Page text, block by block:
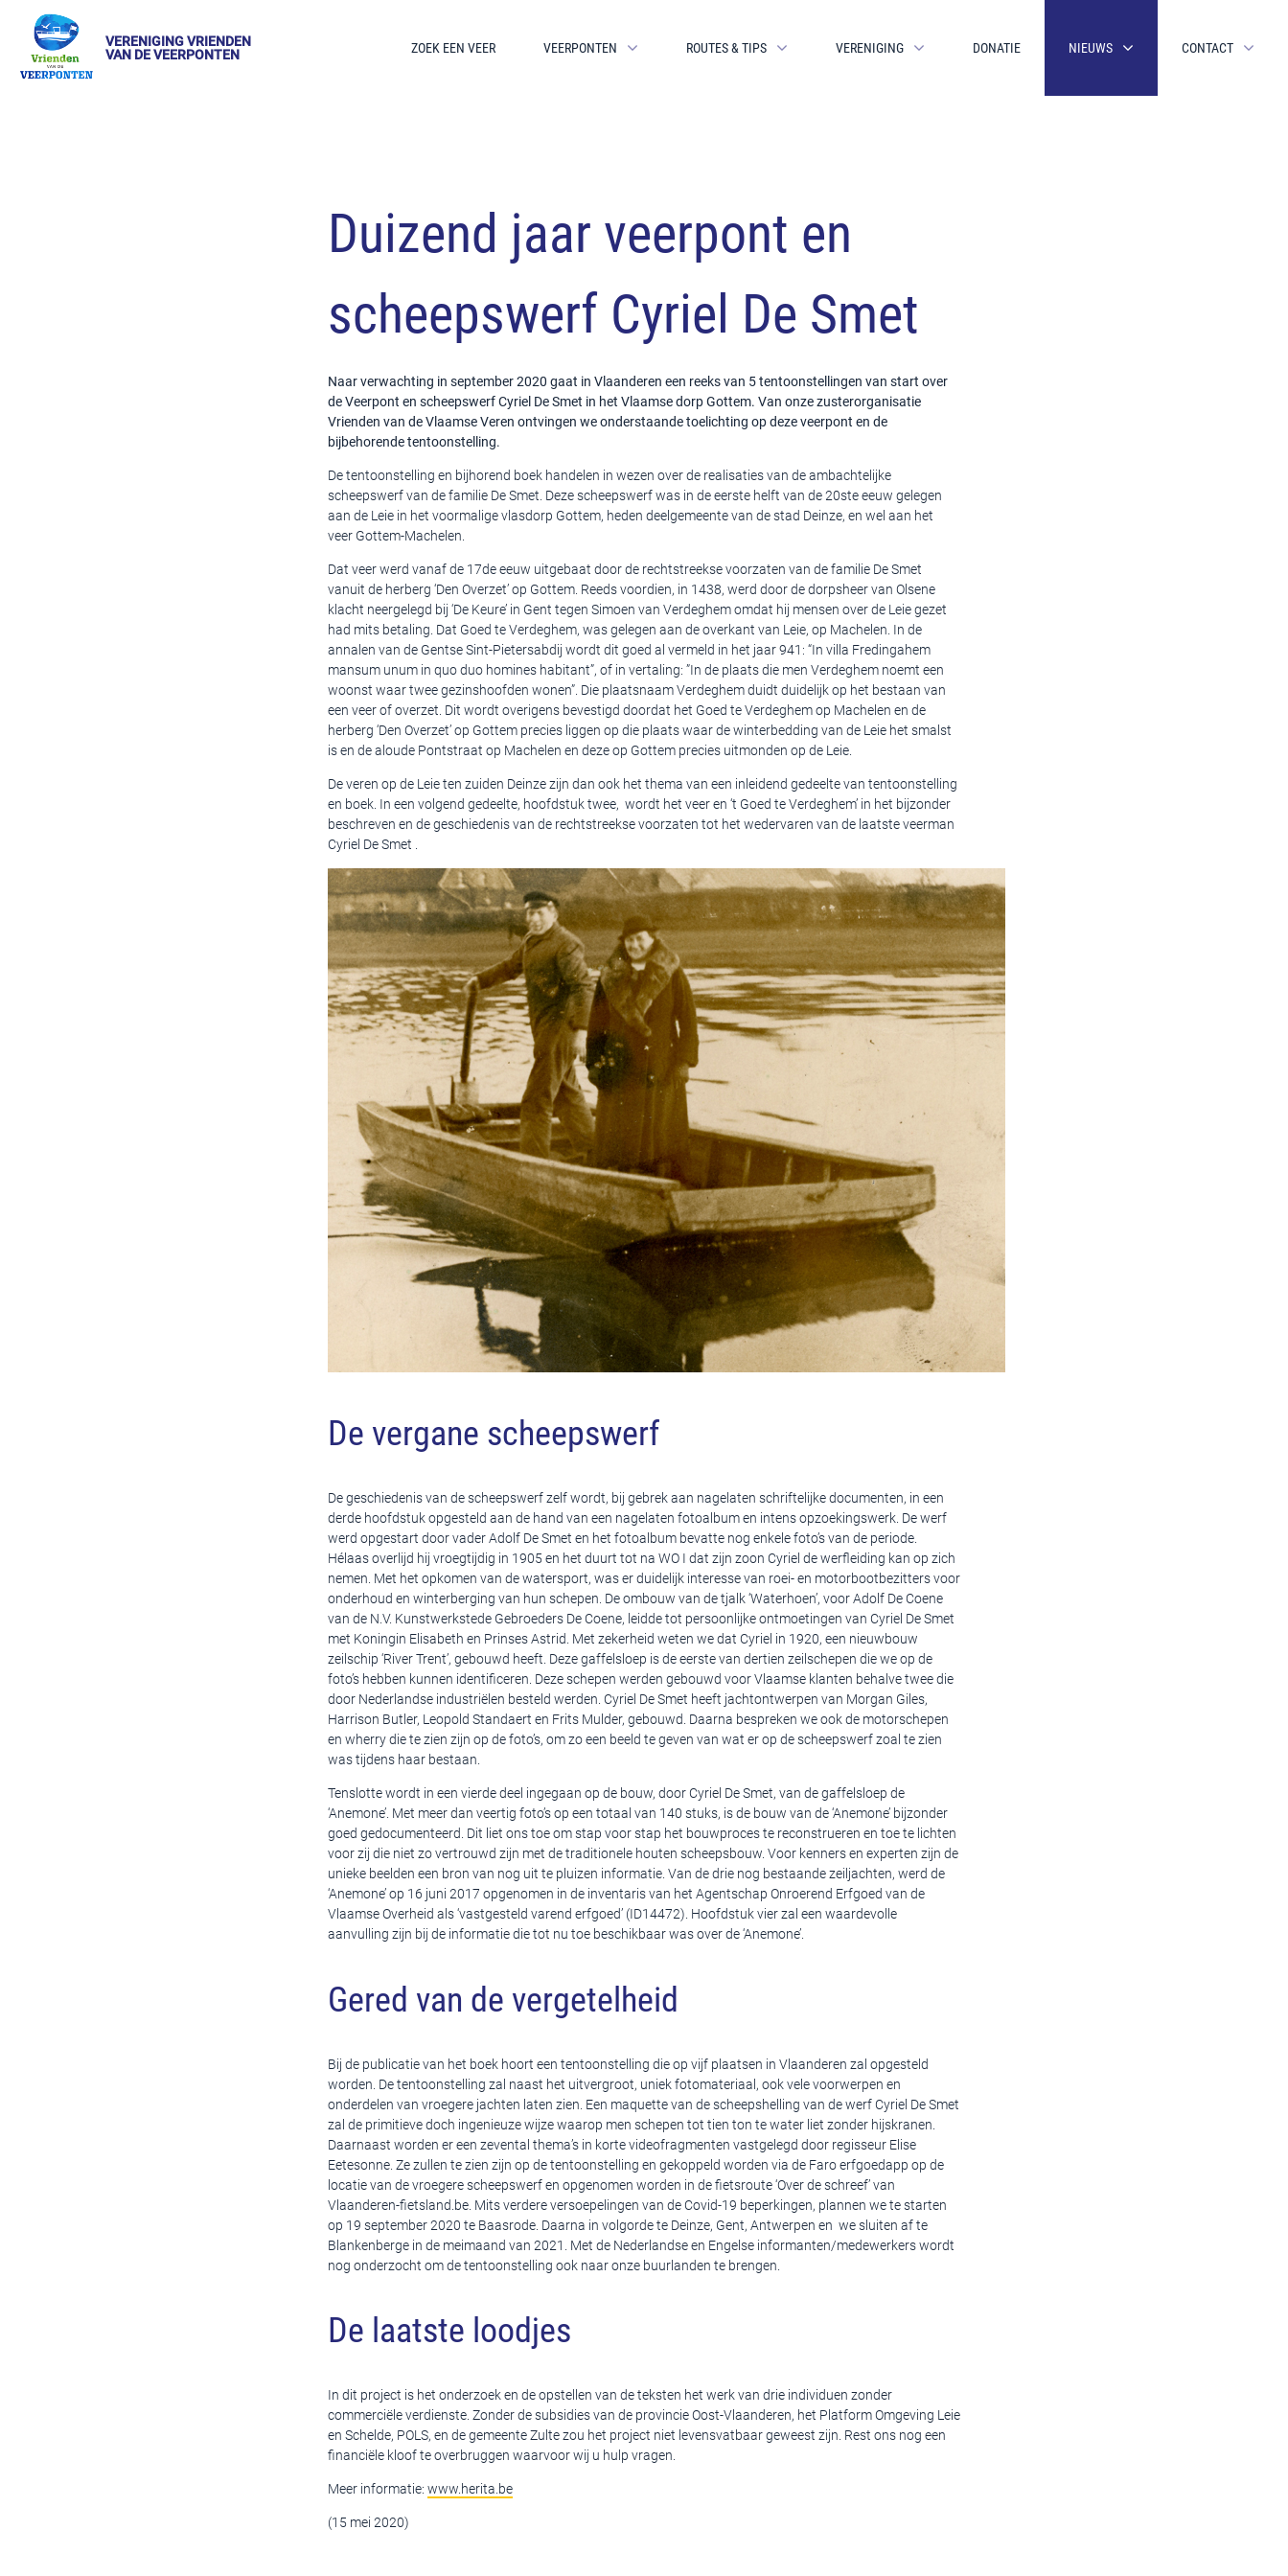
VERENIGING VRIENDEN
VAN DE VEERPONTEN
ZOEK EEN VEER VEERPONTEN ROUTES & TIPS VERENIGING DONATIE NIEUWS CONTACT
Duizend jaar veerpont en
scheepswerf Cyriel De Smet
Naar verwachting in september 2020 gaat in Vlaanderen een reeks van 5 tentoonstellingen van start over
de Veerpont en scheepswerf Cyriel De Smet in het Vlaamse dorp Gottem. Van onze zusterorganisatie
Vrienden van de Vlaamse Veren ontvingen we onderstaande toelichting op deze veerpont en de
bijbehorende tentoonstelling.
De tentoonstelling en bijhorend boek handelen in wezen over de realisaties van de ambachtelijke
scheepswerf van de familie De Smet. Deze scheepswerf was in de eerste helft van de 20ste eeuw gelegen
aan de Leie in het voormalige vlasdorp Gottem, heden deelgemeente van de stad Deinze, en wel aan het
veer Gottem-Machelen.
Dat veer werd vanaf de 17de eeuw uitgebaat door de rechtstreekse voorzaten van de familie De Smet
vanuit de herberg ‘Den Overzet’ op Gottem. Reeds voordien, in 1438, werd door de dorpsheer van Olsene
klacht neergelegd bij ‘De Keure’ in Gent tegen Simoen van Verdeghem omdat hij mensen over de Leie gezet
had mits betaling. Dat Goed te Verdeghem, was gelegen aan de overkant van Leie, op Machelen. In de
annalen van de Gentse Sint-Pietersabdij wordt dit goed al vermeld in het jaar 941: “In villa Fredingahem
mansum unum in quo duo homines habitant”, of in vertaling: ”In de plaats die men Verdeghem noemt een
woonst waar twee gezinshoofden wonen”. Die plaatsnaam Verdeghem duidt duidelijk op het bestaan van
een veer of overzet. Dit wordt overigens bevestigd doordat het Goed te Verdeghem op Machelen en de
herberg ‘Den Overzet’ op Gottem precies liggen op die plaats waar de winterbedding van de Leie het smalst
is en de aloude Pontstraat op Machelen en deze op Gottem precies uitmonden op de Leie.
De veren op de Leie ten zuiden Deinze zijn dan ook het thema van een inleidend gedeelte van tentoonstelling
en boek. In een volgend gedeelte, hoofdstuk twee, wordt het veer en ‘t Goed te Verdeghem’ in het bijzonder
beschreven en de geschiedenis van de rechtstreekse voorzaten tot het wedervaren van de laatste veerman
Cyriel De Smet .
De vergane scheepswerf
De geschiedenis van de scheepswerf zelf wordt, bij gebrek aan nagelaten schriftelijke documenten, in een
derde hoofdstuk opgesteld aan de hand van een nagelaten fotoalbum en intens opzoekingswerk. De werf
werd opgestart door vader Adolf De Smet en het fotoalbum bevatte nog enkele foto’s van de periode.
Hélaas overlijd hij vroegtijdig in 1905 en het duurt tot na WO I dat zijn zoon Cyriel de werfleiding kan op zich
nemen. Met het opkomen van de watersport, was er duidelijk interesse van roei- en motorbootbezitters voor
onderhoud en winterberging van hun schepen. De ombouw van de tjalk ‘Waterhoen’, voor Adolf De Coene
van de N.V. Kunstwerkstede Gebroeders De Coene, leidde tot persoonlijke ontmoetingen van Cyriel De Smet
met Koningin Elisabeth en Prinses Astrid. Met zekerheid weten we dat Cyriel in 1920, een nieuwbouw
zeilschip ‘River Trent’, gebouwd heeft. Deze gaffelsloep is de eerste van dertien zeilschepen die we op de
foto’s hebben kunnen identificeren. Deze schepen werden gebouwd voor Vlaamse klanten behalve twee die
door Nederlandse industriëlen besteld werden. Cyriel De Smet heeft jachtontwerpen van Morgan Giles,
Harrison Butler, Leopold Standaert en Frits Mulder, gebouwd. Daarna bespreken we ook de motorschepen
en wherry die te zien zijn op de foto’s, om zo een beeld te geven van wat er op de scheepswerf zoal te zien
was tijdens haar bestaan.
Tenslotte wordt in een vierde deel ingegaan op de bouw, door Cyriel De Smet, van de gaffelsloep de
‘Anemone’. Met meer dan veertig foto’s op een totaal van 140 stuks, is de bouw van de ‘Anemone’ bijzonder
goed gedocumenteerd. Dit liet ons toe om stap voor stap het bouwproces te reconstrueren en toe te lichten
voor zij die niet zo vertrouwd zijn met de traditionele houten scheepsbouw. Voor kenners en experten zijn de
unieke beelden een bron van nog uit te pluizen informatie. Van de drie nog bestaande zeiljachten, werd de
‘Anemone’ op 16 juni 2017 opgenomen in de inventaris van het Agentschap Onroerend Erfgoed van de
Vlaamse Overheid als ‘vastgesteld varend erfgoed’ (ID14472). Hoofdstuk vier zal een waardevolle
aanvulling zijn bij de informatie die tot nu toe beschikbaar was over de ‘Anemone’.
Gered van de vergetelheid
Bij de publicatie van het boek hoort een tentoonstelling die op vijf plaatsen in Vlaanderen zal opgesteld
worden. De tentoonstelling zal naast het uitvergroot, uniek fotomateriaal, ook vele voorwerpen en
onderdelen van vroegere jachten laten zien. Een maquette van de scheepshelling van de werf Cyriel De Smet
zal de primitieve doch ingenieuze wijze waarop men schepen tot tien ton te water liet zonder hijskranen.
Daarnaast worden er een zevental thema’s in korte videofragmenten vastgelegd door regisseur Elise
Eetesonne. Ze zullen te zien zijn op de tentoonstelling en gekoppeld worden via de Faro erfgoedapp op de
locatie van de vroegere scheepswerf en opgenomen worden in de fietsroute ‘Over de schreef’ van
Vlaanderen-fietsland.be. Mits verdere versoepelingen van de Covid-19 beperkingen, plannen we te starten
op 19 september 2020 te Baasrode. Daarna in volgorde te Deinze, Gent, Antwerpen en we sluiten af te
Blankenberge in de meimaand van 2021. Met de Nederlandse en Engelse informanten/medewerkers wordt
nog onderzocht om de tentoonstelling ook naar onze buurlanden te brengen.
De laatste loodjes
In dit project is het onderzoek en de opstellen van de teksten het werk van drie individuen zonder
commerciële verdienste. Zonder de subsidies van de provincie Oost-Vlaanderen, het Platform Omgeving Leie
en Schelde, POLS, en de gemeente Zulte zou het project niet levensvatbaar geweest zijn. Rest ons nog een
financiële kloof te overbruggen waarvoor wij u hulp vragen.
Meer informatie: www.herita.be
(15 mei 2020)